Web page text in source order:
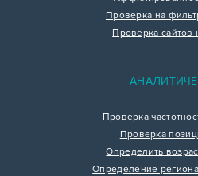
Проверка на
Проверка сайтов
Проверка
Проверка
Определить
Определение